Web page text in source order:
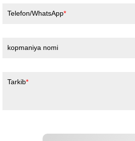
Telefon/WhatsApp
kopmaniya nomi
Tarkib